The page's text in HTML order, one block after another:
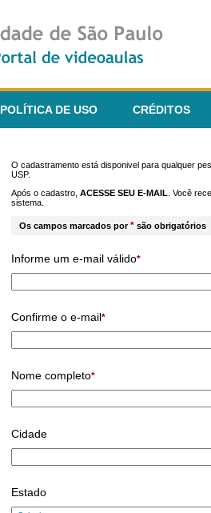
POLÍTICA DE USO CRÉDITOS
O cadastramento está disponivel para qualquer
USP.
Após o cadastro, ACESSE SEU E-MAIL . Você
sistema.
Os campos marcados por* são obrigatórios
Informe um e-mail válido*
Confirme o e-mail*
Nome completo*
Cidade
Estado